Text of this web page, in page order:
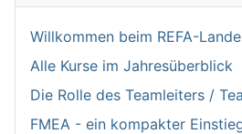
Willkommen bei­m REFA-
Alle Kurse im Jahresüberblick
Die Rolle des Teamleiters /
FMEA - ein kompakter